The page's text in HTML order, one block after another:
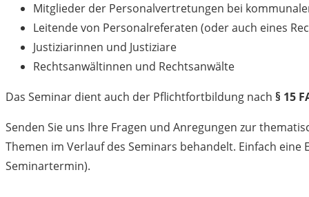
Mitglieder der Personalvertretungen bei
Leitende von Personalreferaten (oder auch eines
Justiziarinnen und Justiziare
Rechtsanwältinnen und Rechtsanwälte
Das Seminar dient auch der Pflichtfortbildung nach § 15
Senden Sie uns Ihre Fragen und Anregungen zur
Themen im Verlauf des Seminars behandelt. Einfach
Seminartermin).